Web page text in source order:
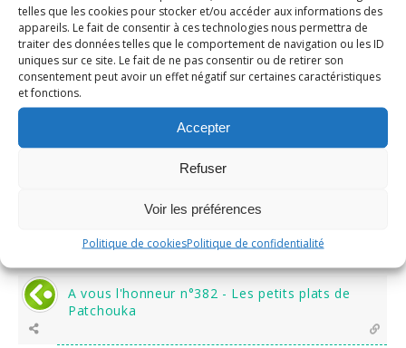
telles que les cookies pour stocker et/ou accéder aux informations des
appareils. Le fait de consentir à ces technologies nous permettra de
traiter des données telles que le comportement de navigation ou les ID
uniques sur ce site. Le fait de ne pas consentir ou de retirer son
consentement peut avoir un effet négatif sur certaines caractéristiques
et fonctions.
Accepter
Refuser
Voir les préférences
Politique de cookiesPolitique de confidentialité
ils ont l’air vachement moelleux
bises
0 Répondre
Administrateur
Oui vraiment super bons ces donuts! bisous Sandrine
Répondre
A vous l'honneur n°382 - Les petits plats de
Patchouka